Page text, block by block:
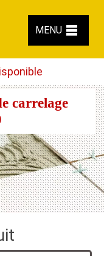
MENU
carrelage